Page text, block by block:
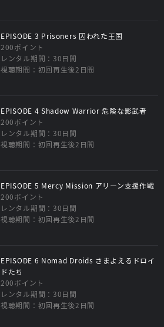
EPISODE 3 Prisoners 囚われた王国
200ポイント
レンタル期間：30日間
視聴期間：初回再生後2日間
EPISODE 4 Shadow Warrior 危険な影武者
200ポイント
レンタル期間：30日間
視聴期間：初回再生後2日間
EPISODE 5 Mercy Mission アリーン支援作戦
200ポイント
レンタル期間：30日間
視聴期間：初回再生後2日間
EPISODE 6 Nomad Droids さまよえるドロイ
ドたち
200ポイント
レンタル期間：30日間
視聴期間：初回再生後2日間